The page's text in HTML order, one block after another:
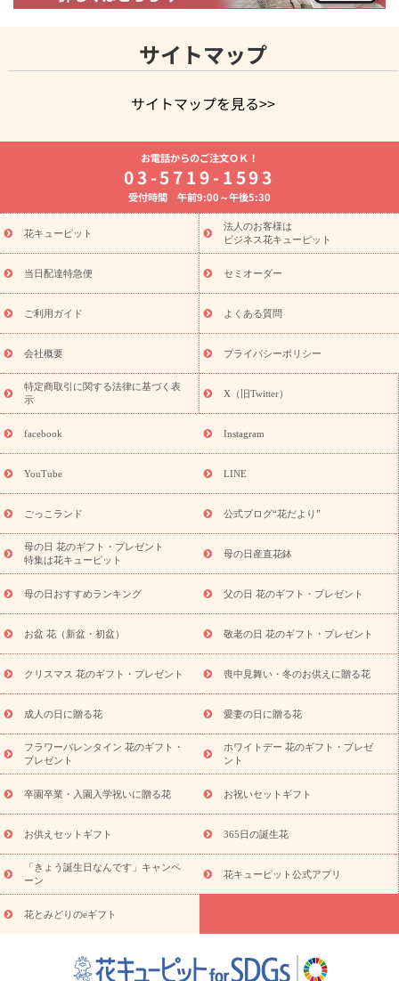
サイトマップ
サイトマップを見る>>
よく贈られる花
お祝いの花特集
誕生日フラワーギフト特集
8月の誕生花(トルコキキョウ)
開店・開業祝い
お供え・お悔やみ お供え・お悔やみの花
通夜・葬儀に贈る花 胡蝶蘭・花鉢
ーブドフラワー
季節のイベント
ひまわり ギフト・プレゼント
特集
お盆 花（新盆・初盆） 季節のイベント
お盆 花（新
盆・初盆）
お盆 花（新盆・初盆）
お盆・お供え 花とセットギ
フト
お盆・お供え プリザーブドフラワー
ひまわり ギフト・プ
レゼント特集
夏の花贈り・お中元・暑中見舞い 花のギフト特集
敬老の日におくる花ギフト・プレゼント特集
花ギフト・プレゼント特集
敬老の日 花のおすすめランキング
敬
老の日 花鉢植えのギフト・プレゼント特集
敬老の日 花とセットギ
フト・プレゼント特集
敬老の日の花 全てのギフト一覧
キャン
ペーン
映画『ウォーターガーディアンズ』コラボキャンペーン
「きょう誕生日なんです」キャンペーン
誕生日の花を探す
誕生日フラワーギフト 誕生日フラワーギフト特集
(トルコキキョウ)
9月の誕生花(リンドウ)
ら探す
お祝いの花特集 当日配達特急便 お祝い商品一覧
念日
結婚祝い 出産祝い 退院祝い・快気祝い
寿祝い
プチギフト ペットのお祝いフラワー
供え・お悔やみ商品一覧
お供え・お悔やみの花
四十九日法要以
お供え プリザーブドフラワー
ペットのお供えフラワー
お盆（新
盆・初盆）
その他 お祝い返し お見舞い
お取り寄せギフト
ビジネス用
ご自宅用 観葉植物 ミディ胡蝶蘭
プリザーブ
ドフラワー
スタイルから探す アレンジメント 花束
スタ
ンド花
お祝い お供え・お悔やみ 胡蝶蘭 胡蝶蘭・花鉢
ディ胡蝶蘭・お祝い
ミディ胡蝶蘭・お供え
世界初の青色胡蝶蘭
観葉植物
観葉植物 産直多肉植物
プリザーブドフラワー
お祝い
お供え・お悔やみ 花とセットギフト
セミオーダー
プチギフト（hanamore -ハナモア-）
花とみどりのeギフト
キューピットのeGfit
カラー ピンク イエローオレンジ
レッ
ド
お花の種類 トルコキキョウ
お祝い お祝い・3000円～ お祝い・4000円～
お祝い・
5000円～
お祝い・7000円～ お祝い・ 10000円～
お供え・お
悔やみ
円～
お供え・お悔やみ・
いのマナー
定年退職祝いのマナー
お祝いを贈るときのマナー・
お電話からのご注文ＯＫ！
03-5719-1593
受付時間 午前9:00～午後5:30
花キューピット
法人のお客様は
ビジネス花キューピット
当日配達特急便 セミオーダー
ご利用ガイド よくある質問
会社概要 プライバシーポリシー
特定商取引に関する法律に基づく表
示
X（旧Twitter）
facebook Instagram
YouTube LINE
ごっこランド 公式ブログ“花だより”
母の日 花のギフト・プレゼント
特集は花キューピット
母の日産直花鉢
母の日おすすめランキング 父の日 花のギフト・プレゼント
お盆 花（新盆・初盆） 敬老の日 花のギフト・プレゼント
クリスマス 花のギフト・プレゼント 喪中見舞い・冬のお供えに贈る花
成人の日に贈る花 愛妻の日に贈る花
フラワーバレンタイン 花のギフト・
プレゼント
ホワイトデー 花のギフト・プレゼ
ント
卒園卒業・入園入学祝いに贈る花 お祝いセットギフト
お供えセットギフト 365日の誕生花
「きょう誕生日なんです」キャンペ
ーン
花キューピット公式アプリ
花とみどりのeギフト